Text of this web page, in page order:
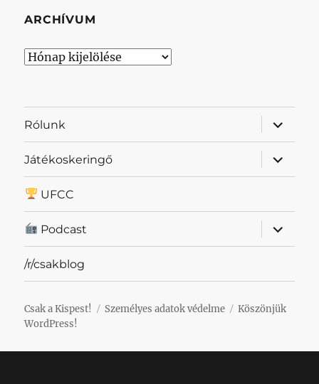
ARCHÍVUM
Archívum
Rólunk
almenü
Játékoskeringő
almenü
UFCC
Podcast
almenü
/r/csakblog
Csak a Kispest! Személyes adatok védelme
Köszönjük
WordPress!